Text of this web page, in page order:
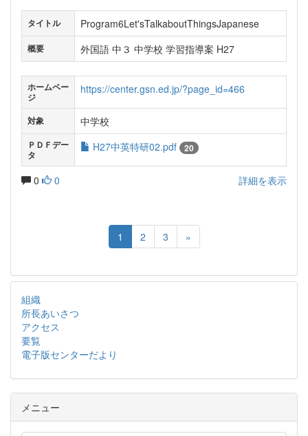
タイトル Program6Let'sTalkaboutThingsJapanese
概要 外国語 中３ 中学校 学習指導案 H27
ホームペー
ジ
https://center.gsn.ed.jp/?page_id=466
対象 中学校
ＰＤＦデー
タ
H27中英特研02.pdf 20
0 0 詳細を表示
1 2 3 »
組織
所長あいさつ
アクセス
要覧
電子版センターだより
メニュー